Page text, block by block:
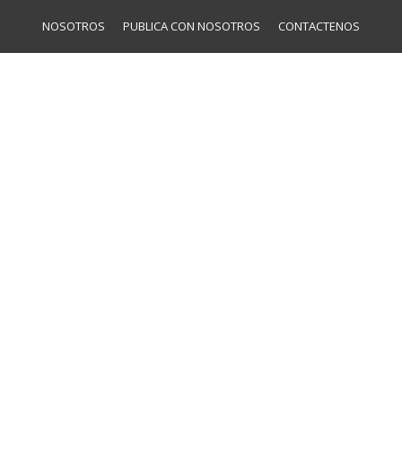
NOSOTROS PUBLICA CON NOSOTROS CONTACTENOS